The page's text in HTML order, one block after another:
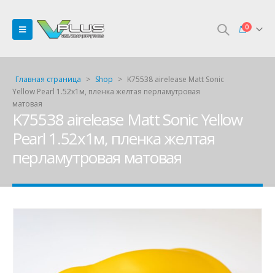
0
Главная страница > Shop > K75538 airelease Matt Sonic
Yellow Pearl 1.52х1м, пленка желтая перламутровая
матовая
K75538 airelease Matt Sonic Yellow
Pearl 1.52х1м, пленка желтая
перламутровая матовая